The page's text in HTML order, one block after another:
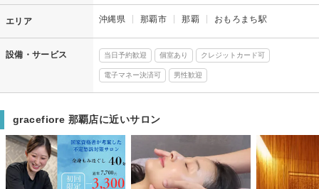
エリア 沖縄県 那覇市 那覇 おもろまち駅
設備・サービス 当日予約歓迎 個室あり クレジットカード可
電子マネー決済可 男性歓迎
gracefiore 那覇店に近いサロン